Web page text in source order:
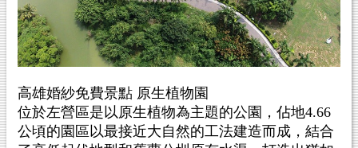
高雄婚紗免費景點 原生植物園
位於左營區是以原生植物為主題的公園，佔地4.66
公頃的園區以最接近大自然的工法建造而成，結合